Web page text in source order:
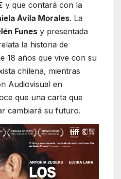
y que contará con la
Ávila Morales. La
Funes y presentada
la historia de
18 años que vive con su
chilena, mientras
Audiovisual en
que una carta que
cambiará su futuro.